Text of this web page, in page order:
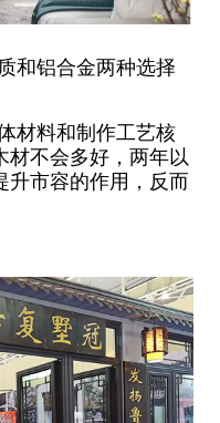
和铝合金两种选择
材料和制作工艺核
材不会多好，两年以
升市容的作用，反而